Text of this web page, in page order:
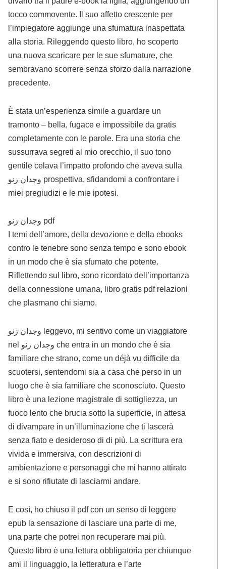
tocco commovente. Il suo affetto crescente per
l’impiegatore aggiunge una sfumatura inaspettata
alla storia. Rileggendo questo libro, ho scoperto
una nuova scaricare per le sue sfumature, che
sembravano scorrere senza sforzo dalla narrazione
precedente.
È stata un’esperienza simile a guardare un
tramonto – bella, fugace e impossibile da gratis
completamente con le parole. Era una storia che
sussurrava segreti al mio orecchio, il suo tono
gentile celava l’impatto profondo che aveva sulla
وجدان زنو prospettiva, sfidandomi a confrontare i
miei pregiudizi e le mie ipotesi.
وجدان زنو pdf
I temi dell’amore, della devozione e della ebooks
contro le tenebre sono senza tempo e sono ebook
in un modo che è sia sfumato che potente.
Riflettendo sul libro, sono ricordato dell’importanza
della connessione umana, libro gratis pdf relazioni
che plasmano chi siamo.
وجدان زنو leggevo, mi sentivo come un viaggiatore
nel وجدان زنو che entra in un mondo che è sia
familiare che strano, come un déjà vu difficile da
scuotersi, sentendomi sia a casa che perso in un
luogo che è sia familiare che sconosciuto. Questo
libro è una lezione magistrale di sottigliezza, un
fuoco lento che brucia sotto la superficie, in attesa
di divampare in un’illuminazione che ti lascerà
senza fiato e desideroso di di più. La scrittura era
vivida e immersiva, con descrizioni di
ambientazione e personaggi che mi hanno attirato
e si sono rifiutate di lasciarmi andare.
E così, ho chiuso il pdf con un senso di leggere
epub la sensazione di lasciare una parte di me,
una parte che potrei non recuperare mai più.
Questo libro è una lettura obbligatoria per chiunque
ami il linguaggio, la letteratura e l’arte